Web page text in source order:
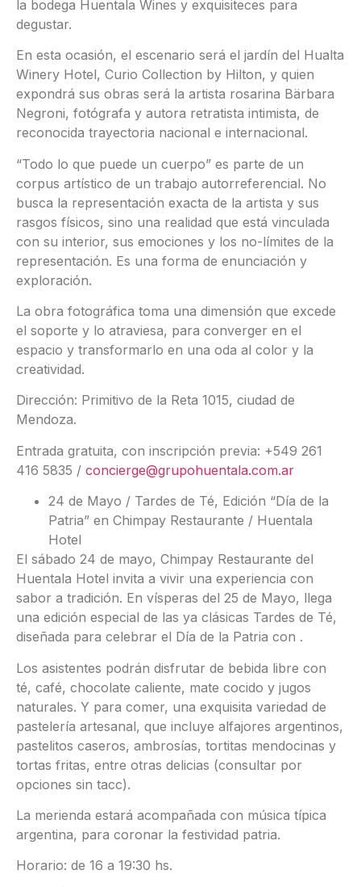
la bodega Huentala Wines y exquisiteces para
degustar.
En esta ocasión, el escenario será el jardín del Hualta
Winery Hotel, Curio Collection by Hilton, y quien
expondrá sus obras será la artista rosarina Bärbara
Negroni, fotógrafa y autora retratista intimista, de
reconocida trayectoria nacional e internacional.
“Todo lo que puede un cuerpo” es parte de un
corpus artístico de un trabajo autorreferencial. No
busca la representación exacta de la artista y sus
rasgos físicos, sino una realidad que está vinculada
con su interior, sus emociones y los no-límites de la
representación. Es una forma de enunciación y
exploración.
La obra fotográfica toma una dimensión que excede
el soporte y lo atraviesa, para converger en el
espacio y transformarlo en una oda al color y la
creatividad.
Dirección: Primitivo de la Reta 1015, ciudad de
Mendoza.
Entrada gratuita, con inscripción previa: +549 261
416 5835 / concierge@grupohuentala.com.ar
24 de Mayo / Tardes de Té, Edición “Día de la
Patria” en Chimpay Restaurante / Huentala
Hotel
El sábado 24 de mayo, Chimpay Restaurante del
Huentala Hotel invita a vivir una experiencia con
sabor a tradición. En vísperas del 25 de Mayo, llega
una edición especial de las ya clásicas Tardes de Té,
diseñada para celebrar el Día de la Patria con .
Los asistentes podrán disfrutar de bebida libre con
té, café, chocolate caliente, mate cocido y jugos
naturales. Y para comer, una exquisita variedad de
pastelería artesanal, que incluye alfajores argentinos,
pastelitos caseros, ambrosías, tortitas mendocinas y
tortas fritas, entre otras delicias (consultar por
opciones sin tacc).
La merienda estará acompañada con música típica
argentina, para coronar la festividad patria.
Horario: de 16 a 19:30 hs.